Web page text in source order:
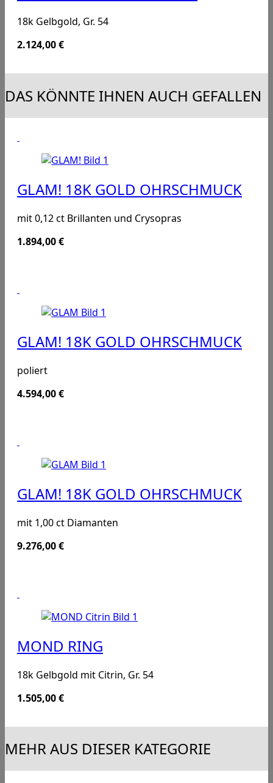
18k Gelbgold, Gr. 54
2.124,00€
DAS KÖNNTE IHNEN AUCH GEFALLEN
GLAM! 18K GOLD OHRSCHMUCK
mit 0,12 ct Brillanten und Crysopras
1.894,00€
GLAM! 18K GOLD OHRSCHMUCK
poliert
4.594,00€
GLAM! 18K GOLD OHRSCHMUCK
mit 1,00 ct Diamanten
9.276,00€
MOND RING
18k Gelbgold mit Citrin, Gr. 54
1.505,00€
MEHR AUS DIESER KATEGORIE